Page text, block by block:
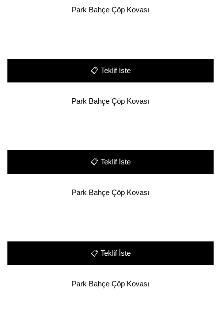
Park Bahçe Çöp Kovası
📋 Teklif İste
Park Bahçe Çöp Kovası
📋 Teklif İste
Park Bahçe Çöp Kovası
📋 Teklif İste
Park Bahçe Çöp Kovası